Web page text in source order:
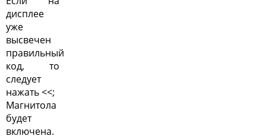
дисплее
уже
высвечен
правильный
код, то
следует
нажать <<;
Магнитола
будет
включена.